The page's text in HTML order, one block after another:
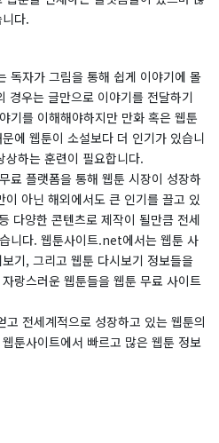
다.
독자가 그림을 통해 쉽게 이야기에 몰
경우는 글만으로 이야기를 전달하기
기를 이해해야하지만 만화 혹은 웹툰
에 웹툰이 소설보다 더 인기가 있습니
하는 훈련이 필요합니다.
료 플랫폼을 통해 웹툰 시장이 성장하
아닌 해외에서도 큰 인기를 끌고 있
다양한 콘텐츠로 제작이 될만큼 전세
니다. 웹툰사이트.net에서는 웹툰 사
기, 그리고 웹툰 다시보기 정보들을
랑스러운 웹툰들을 웹툰 무료 사이트
전세계적으로 성장하고 있는 웹툰의
툰사이트에서 빠르고 많은 웹툰 정보